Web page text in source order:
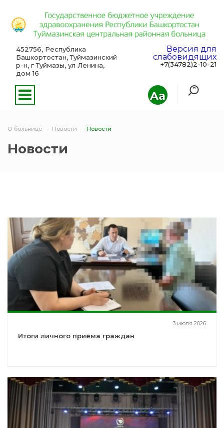
Aa
452756, Республика
Башкортостан, Туймазинский
р-н, г Туймазы, ул Ленина,
дом 16
Версия для
слабовидящих
+7(34782)2-10-21
О больнице Новости Новости
Новости
3 июля 2026
Итоги личного приёма граждан